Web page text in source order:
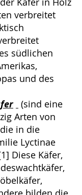
verbreitet
südlichen
und des
(sind eine
Arten von
in die
Lyctinae
Diese Käfer,